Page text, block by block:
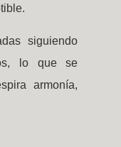
siguiendo
lo que se
armonía,